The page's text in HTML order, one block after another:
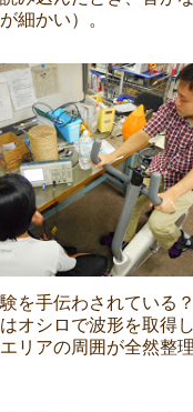
細かい）。
を手伝わされている
オシロで波形を取得
リアの周囲が全然整